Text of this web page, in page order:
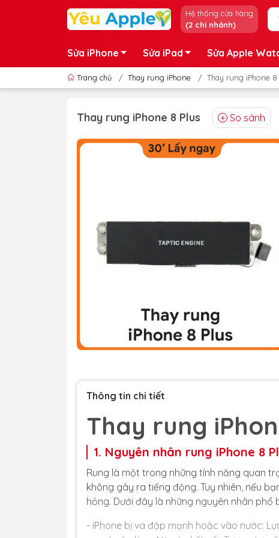
Hệ thống cửa hàng
(2 chi nhánh)
Sửa iPhone Sửa iPad Sửa Apple
Trang chủ / Thay rung iPhone / Thay rung iPhone 8
Thay rung iPhone 8 Plus So sánh
Thông tin chi tiết
Thay rung
1. Nguyên nhân rung iPhone 8
Rung là một trong những tính năng quan
không gây ra tiếng động. Tuy nhiên, nếu
hỏng. Dưới đây là những nguyên nhân phổ
- iPhone bị va đập mạnh hoặc vào nước: